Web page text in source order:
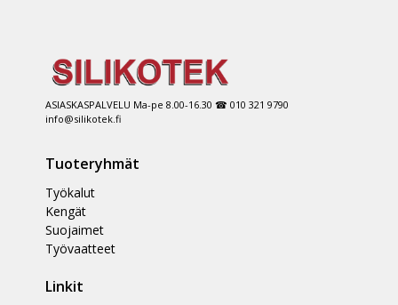
ASIASKASPALVELU Ma-pe 8.00-16.30 ☎ 010 321 9790
info@silikotek.fi
Tuoteryhmät
Työkalut
Kengät
Suojaimet
Työvaatteet
Linkit